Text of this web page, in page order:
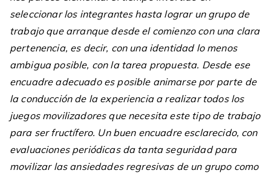
seleccionar los integrantes hasta lograr un grupo de
trabajo que arranque desde el comienzo con una clara
pertenencia, es decir, con una identidad lo menos
ambigua posible, con la tarea propuesta. Desde ese
encuadre adecuado es posible animarse por parte de
la conducción de la experiencia a realizar todos los
juegos movilizadores que necesita este tipo de trabajo
para ser fructífero. Un buen encuadre esclarecido, con
evaluaciones periódicas da tanta seguridad para
movilizar las ansiedades regresivas de un grupo como